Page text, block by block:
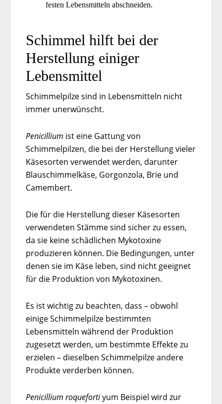
festen Lebensmitteln abschneiden.
Schimmel hilft bei der
Herstellung einiger
Lebensmittel
Schimmelpilze sind in Lebensmitteln nicht
immer unerwünscht.
Penicillium ist eine Gattung von
Schimmelpilzen, die bei der Herstellung vieler
Käsesorten verwendet werden, darunter
Blauschimmelkäse, Gorgonzola, Brie und
Camembert.
Die für die Herstellung dieser Käsesorten
verwendeten Stämme sind sicher zu essen,
da sie keine schädlichen Mykotoxine
produzieren können. Die Bedingungen, unter
denen sie im Käse leben, sind nicht geeignet
für die Produktion von Mykotoxinen.
Es ist wichtig zu beachten, dass – obwohl
einige Schimmelpilze bestimmten
Lebensmitteln während der Produktion
zugesetzt werden, um bestimmte Effekte zu
erzielen – dieselben Schimmelpilze andere
Produkte verderben können.
Penicillium roquefortiyum Beispiel wird zur